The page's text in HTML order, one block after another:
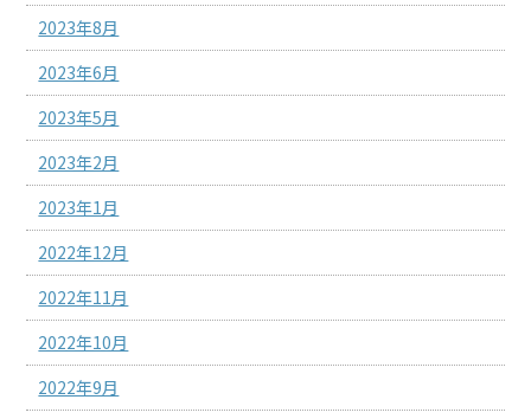
2023年8月
2023年6月
2023年5月
2023年2月
2023年1月
2022年12月
2022年11月
2022年10月
2022年9月